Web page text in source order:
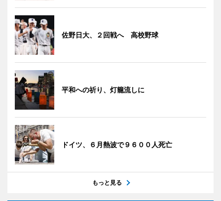
佐野日大、２回戦へ 高校野球
平和への祈り、灯籠流しに
ドイツ、６月熱波で９６００人死亡
もっと見る